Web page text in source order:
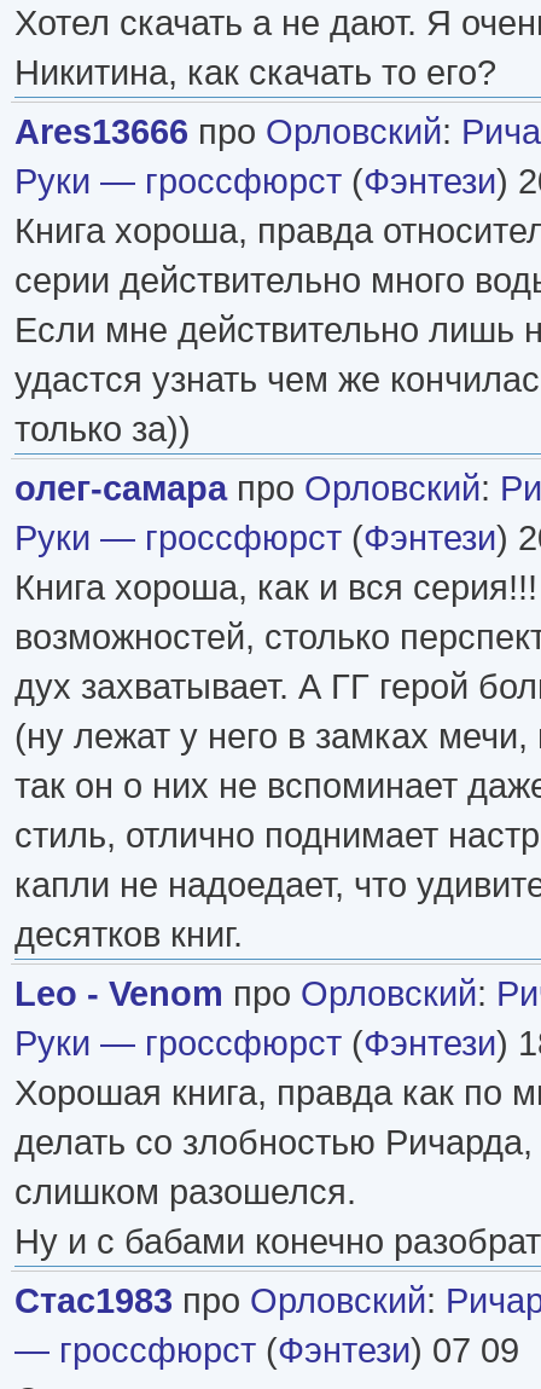
Хотел скачать а не дают. Я
Никитина, как скачать то его?
Ares13666 про Орловский:
Руки — гроссфюрст (Фэнтези)
Книга хороша, правда
серии действительно много
Если мне действительно лишь
удастся узнать чем же
только за))
олег-самарапро Орловский:
Руки — гроссфюрст (Фэнтези)
Книга хороша, как и вся
возможностей, столько
дух захватывает. А ГГ герой
(ну лежат у него в замках мечи,
так он о них не вспоминает
стиль, отлично поднимает
капли не надоедает, что
десятков книг.
Leo - Venom про Орловский:
Руки — гроссфюрст (Фэнтези)
Хорошая книга, правда как по
делать со злобностью
слишком разошелся.
Ну и с бабами конечно
Стас1983 про Орловский:
— гроссфюрст (Фэнтези) 07 09